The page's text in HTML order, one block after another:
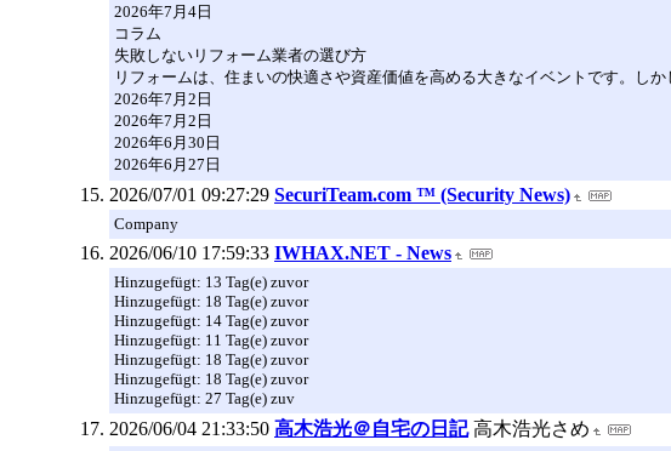
2026年7月4日
コラム
失敗しないリフォーム業者の選び方
リフォームは、住まいの快適さや資産価値を高める大きなイベントです。し
2026年7月2日
2026年7月2日
2026年6月30日
2026年6月27日
2026/07/01 09:27:29 SecuriTeam.com ™ (Security News)
Company
2026/06/10 17:59:33 IWHAX.NET - News
Hinzugefügt: 13 Tag(e) zuvor
Hinzugefügt: 18 Tag(e) zuvor
Hinzugefügt: 14 Tag(e) zuvor
Hinzugefügt: 11 Tag(e) zuvor
Hinzugefügt: 18 Tag(e) zuvor
Hinzugefügt: 18 Tag(e) zuvor
Hinzugefügt: 27 Tag(e) zuv
2026/06/04 21:33:50 高木浩光＠自宅の日記 高木浩光さめ